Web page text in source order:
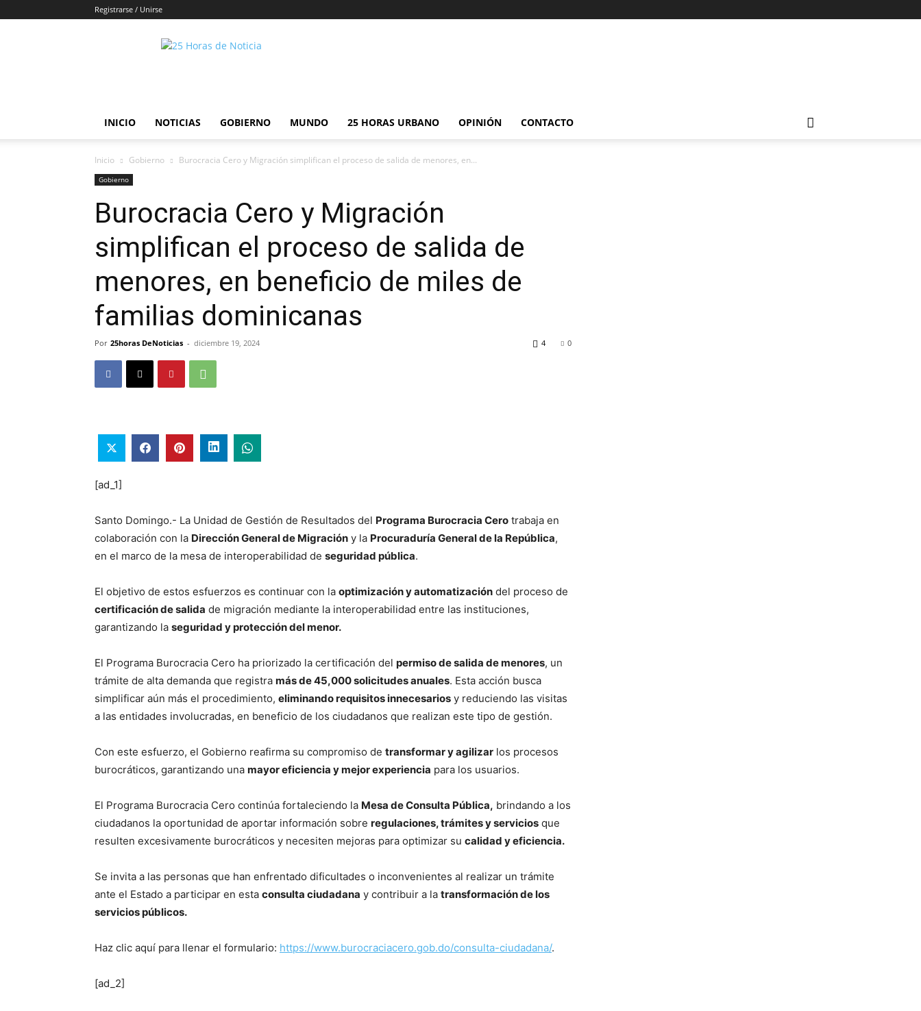
Registrarse / Unirse
25horasdenoticias
INICIO NOTICIAS GOBIERNO MUNDO 25 HORAS URBANO OPINIÓN CONTACTO
Inicio Gobierno Burocracia Cero y Migración simplifican el proceso de salida de menores, en...
Gobierno
Burocracia Cero y Migración
simplifican el proceso de salida de
menores, en beneficio de miles de
familias dominicanas
Por 25horas DeNoticias - diciembre 19, 2024 0
4
[ad_1]
Santo Domingo.- La Unidad de Gestión de Resultados del Programa Burocracia Cero trabaja en
colaboración con la Dirección General de Migración y la Procuraduría General de la República,
en el marco de la mesa de interoperabilidad de seguridad pública.
El objetivo de estos esfuerzos es continuar con la optimización y automatización del proceso de
certificación de salida de migración mediante la interoperabilidad entre las instituciones,
garantizando la seguridad y protección del menor.
El Programa Burocracia Cero ha priorizado la certificación del permiso de salida de menores, un
trámite de alta demanda que registra más de 45,000 solicitudes anuales. Esta acción busca
simplificar aún más el procedimiento, eliminando requisitos innecesarios y reduciendo las visitas
a las entidades involucradas, en beneficio de los ciudadanos que realizan este tipo de gestión.
Con este esfuerzo, el Gobierno reafirma su compromiso de transformar y agilizar los procesos
burocráticos, garantizando una mayor eficiencia y mejor experiencia para los usuarios.
El Programa Burocracia Cero continúa fortaleciendo la Mesa de Consulta Pública, brindando a los
ciudadanos la oportunidad de aportar información sobre regulaciones, trámites y servicios que
resulten excesivamente burocráticos y necesiten mejoras para optimizar su calidad y eficiencia.
Se invita a las personas que han enfrentado dificultades o inconvenientes al realizar un trámite
ante el Estado a participar en esta consulta ciudadana y contribuir a la transformación de los
servicios públicos.
Haz clic aquí para llenar el formulario: https://www.burocraciacero.gob.do/consulta-ciudadana/.
[ad_2]